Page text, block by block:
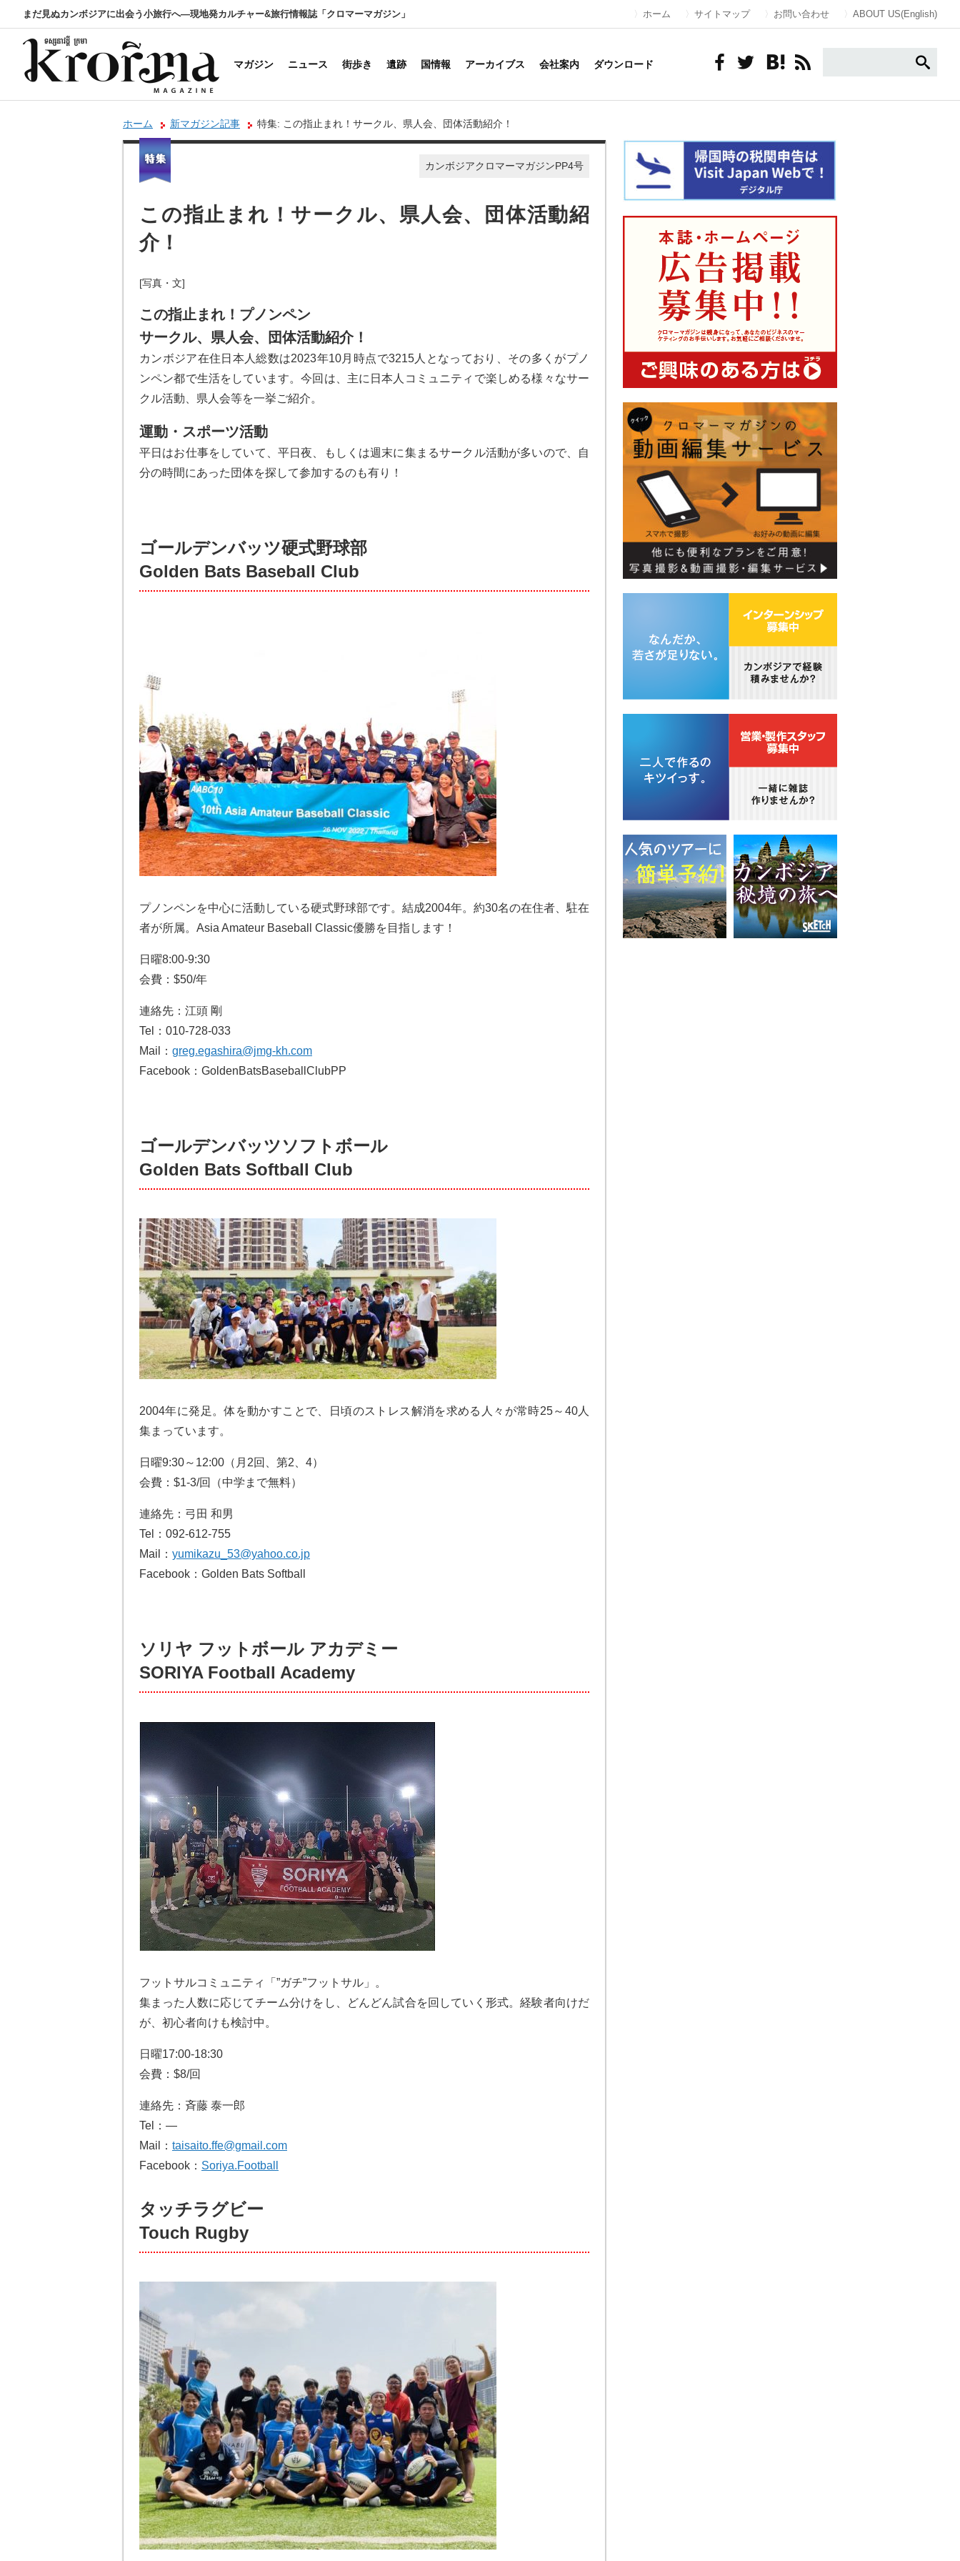
まだ見ぬカンボジアに出会う小旅行へ―現地発カルチャー&旅行情報誌「クロマーマガジン」 ホーム サイトマップ お問い合わせ ABOUT US(English)
マガジン ニュース 街歩き 遺跡 国情報 アーカイブス 会社案内 ダウンロード
ホーム 新マガジン記事 特集: この指止まれ！サークル、県人会、団体活動紹介！
カンボジアクロマーマガジンPP4号
この指止まれ！サークル、県人会、団体活動紹
介！
[写真・文]
この指止まれ！プノンペン
サークル、県人会、団体活動紹介！
カンボジア在住日本人総数は2023年10月時点で3215人となっており、その多くがプノ
ンペン都で生活をしています。今回は、主に日本人コミュニティで楽しめる様々なサー
クル活動、県人会等を一挙ご紹介。
運動・スポーツ活動
平日はお仕事をしていて、平日夜、もしくは週末に集まるサークル活動が多いので、自
分の時間にあった団体を探して参加するのも有り！
ゴールデンバッツ硬式野球部
Golden Bats Baseball Club
プノンペンを中心に活動している硬式野球部です。結成2004年。約30名の在住者、駐在
者が所属。Asia Amateur Baseball Classic優勝を目指します！
日曜8:00-9:30
会費：$50/年
連絡先：江頭 剛
Tel：010-728-033
Mail： greg.egashira@jmg-kh.com
Facebook：GoldenBatsBaseballClubPP
ゴールデンバッツソフトボール
Golden Bats Softball Club
2004年に発足。体を動かすことで、日頃のストレス解消を求める人々が常時25～40人
集まっています。
日曜9:30～12:00（月2回、第2、4）
会費：$1-3/回（中学まで無料）
連絡先：弓田 和男
Tel：092-612-755
Mail： yumikazu_53@yahoo.co.jp
Facebook：Golden Bats Softball
ソリヤ フットボール アカデミー
SORIYA Football Academy
フットサルコミュニティ「”ガチ”フットサル」。
集まった人数に応じてチーム分けをし、どんどん試合を回していく形式。経験者向けだ
が、初心者向けも検討中。
日曜17:00-18:30
会費：$8/回
連絡先：斉藤 泰一郎
Tel：—
Mail： taisaito.ffe@gmail.com
Facebook： Soriya.Football
タッチラグビー
Touch Rugby